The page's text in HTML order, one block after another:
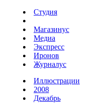
Студия
Магазинус
Медиа
Экспресс
Иронов
Журналус
Иллюстрации
2008
Декабрь